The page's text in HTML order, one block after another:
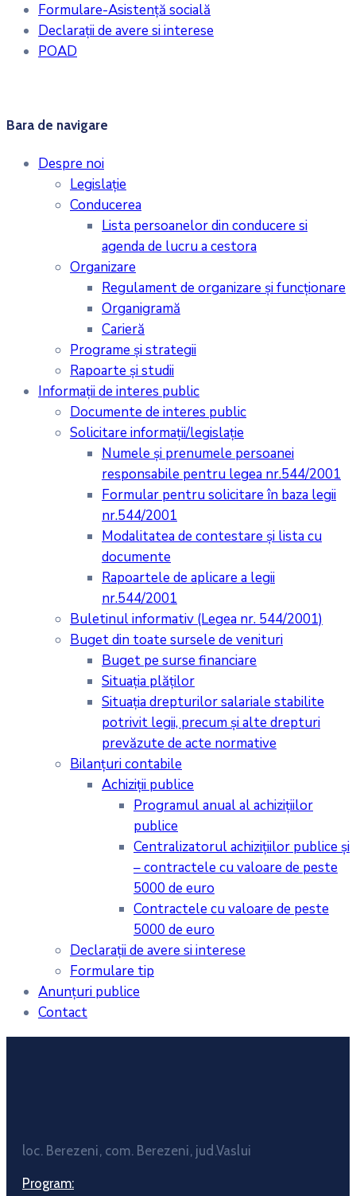
Formulare-Asistență socială
Declarații de avere si interese
POAD
Bara de navigare
Despre noi
Legislaţie
Conducerea
Lista persoanelor din conducere si
agenda de lucru a cestora
Organizare
Regulament de organizare și funcționare
Organigramă
Carieră
Programe și strategii
Rapoarte și studii
Informații de interes public
Documente de interes public
Solicitare informații/legislație
Numele și prenumele persoanei
responsabile pentru legea nr.544/2001
Formular pentru solicitare în baza legii
nr.544/2001
Modalitatea de contestare și lista cu
documente
Rapoartele de aplicare a legii
nr.544/2001
Buletinul informativ (Legea nr. 544/2001)
Buget din toate sursele de venituri
Buget pe surse financiare
Situaţia plăţilor
Situaţia drepturilor salariale stabilite
potrivit legii, precum şi alte drepturi
prevăzute de acte normative
Bilanţuri contabile
Achiziţii publice
Programul anual al achiziţiilor
publice
Centralizatorul achiziţiilor publice şi
– contractele cu valoare de peste
5000 de euro
Contractele cu valoare de peste
5000 de euro
Declarații de avere si interese
Formulare tip
Anunțuri publice
Contact
loc. Berezeni, com. Berezeni, jud.Vaslui
Program: